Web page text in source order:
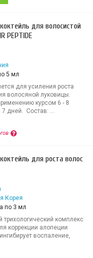
для волосистой
PEPTIDE
5 мл
для усиления роста
волосяной луковицы.
курсом 6 - 8
7 дней. Состав: ...
для роста волос
Корея
по 3 мл
комплекс
коррекции алопеции
воспаление,